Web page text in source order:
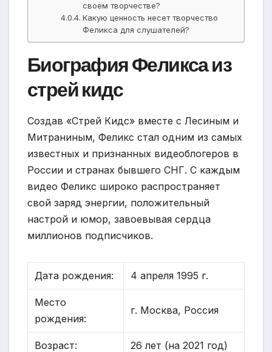
своем творчестве?
Какую ценность несет творчество
Феликса для слушателей?
Биография Феликса из
стрей кидс
Создав «Стрей Кидс» вместе с Лесиным и
Митраниным, Феликс стал одним из самых
известных и признанных видеоблогеров в
России и странах бывшего СНГ. С каждым
видео Феликс широко распространяет
свой заряд энергии, положительный
настрой и юмор, завоевывая сердца
миллионов подписчиков.
Дата рождения: 4 апреля 1995 г.
Место
рождения:
г. Москва, Россия
Возраст: 26 лет (на 2021 год)